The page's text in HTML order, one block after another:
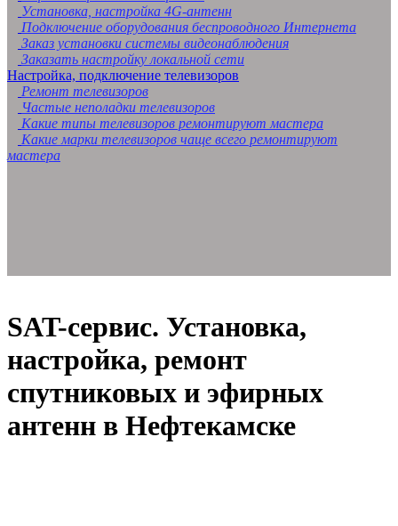
Установка, настройка 4G-антенн
Подключение оборудования беспроводного Интернета
Заказ установки системы видеонаблюдения
Заказать настройку локальной сети
Настройка, подключение телевизоров
Ремонт телевизоров
Частые неполадки телевизоров
Какие типы телевизоров ремонтируют мастера
Какие марки телевизоров чаще всего ремонтируют
мастера
SAT-сервис. Установка,
настройка, ремонт
спутниковых и эфирных
антенн в Нефтекамске